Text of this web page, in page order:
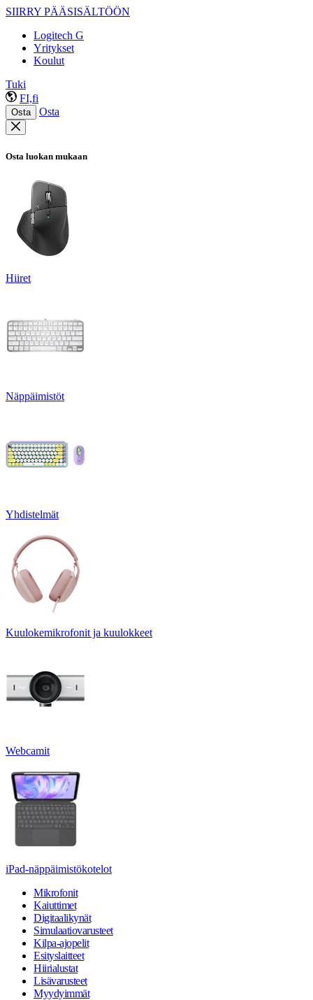
SIIRRY PÄÄSISÄLTÖÖN
Logitech G
Yritykset
Koulut
Tuki
FI,fi
Osta Osta
Osta luokan mukaan
Hiiret
Näppäimistöt
Yhdistelmät
Kuulokemikrofonit ja kuulokkeet
Webcamit
iPad-näppäimistökotelot
Mikrofonit
Kaiuttimet
Digitaalikynät
Simulaatiovarusteet
Kilpa-ajopelit
Esityslaitteet
Hiirialustat
Lisävarusteet
Myydyimmät